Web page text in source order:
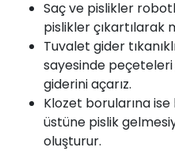
Saç ve pislikler
pislikler çıkartılarak
Tuvalet gider
sayesinde
giderini açarız.
Klozet borularına
üstüne pislik
oluşturur.